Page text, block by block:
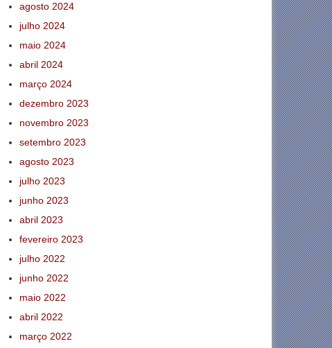
agosto 2024
julho 2024
maio 2024
abril 2024
março 2024
dezembro 2023
novembro 2023
setembro 2023
agosto 2023
julho 2023
junho 2023
abril 2023
fevereiro 2023
julho 2022
junho 2022
maio 2022
abril 2022
março 2022